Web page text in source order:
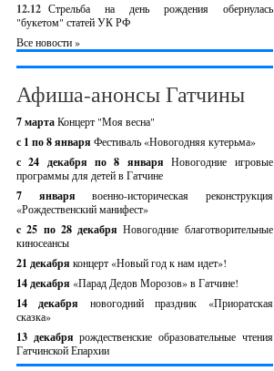
12.12 Стрельба на день рождения обернулась
"букетом" статей УК РФ
Все новости »
Афиша-анонсы Гатчины
7 мартаКонцерт "Моя весна"
с 1 по 8 января Фестиваль «Новогодняя кутерьма»
с 24 декабря по 8 январяНовогодние игровые
программы для детей в Гатчине
7 январявоенно-историческая реконструкция
«Рождественский манифест»
c 25 по 28 декабряНовогодние благотворительные
киносеансы
21 декабря концерт «Новый год к нам идет»!
14 декабря «Парад Дедов Морозов» в Гатчине!
14 декабря новогодний праздник «Приоратская
сказка»
13 декабрярождественские образовательные чтения
Гатчинской Епархии